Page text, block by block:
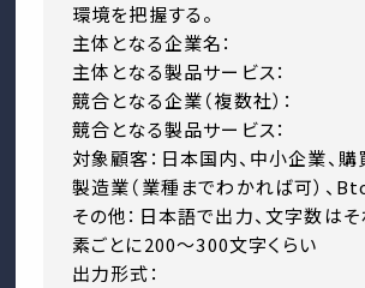
環境を把握する。
主体となる企業名：
主体となる製品サービス：
競合となる企業（複数社）：
競合となる製品サービス：
対象顧客：日本国内、中小企業、購
製造業（業種までわかれば可）、
その他：日本語で出力、文字数は
素ごとに200〜300文字くらい
出力形式：